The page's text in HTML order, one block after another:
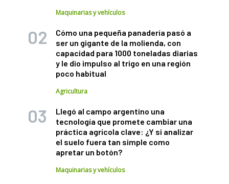
Maquinarias y vehículos
Cómo una pequeña panadería pasó a
ser un gigante de la molienda, con
capacidad para 1000 toneladas diarias
y le dio impulso al trigo en una región
poco habitual
Agricultura
Llegó al campo argentino una
tecnología que promete cambiar una
práctica agrícola clave: ¿Y si analizar
el suelo fuera tan simple como
apretar un botón?
Maquinarias y vehículos